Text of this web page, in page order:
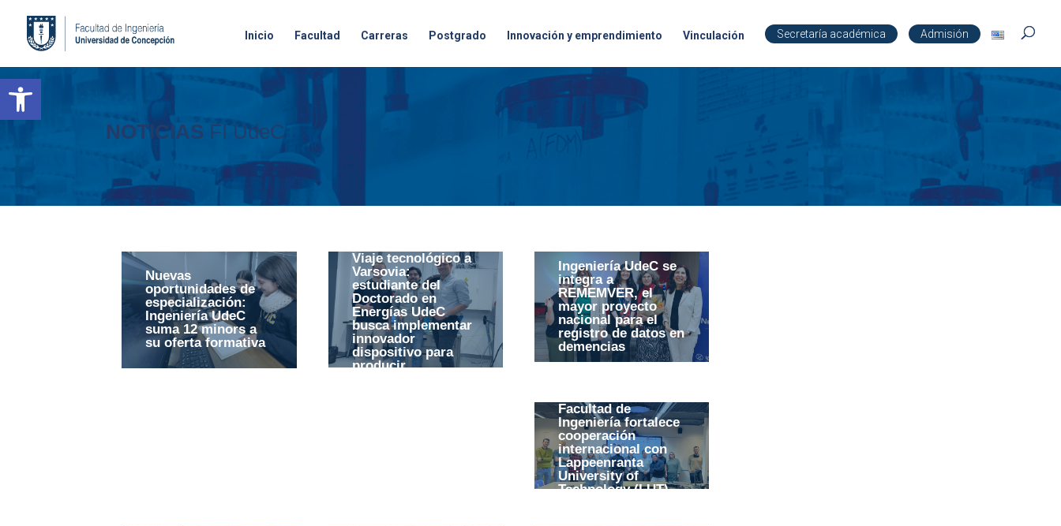
Open toolbar
Inicio Facultad Carreras Postgrado Innovación y emprendimiento Vinculación Secretaría académica Admisión
NOTICIAS FI UdeC
Nuevas
oportunidades de
especialización:
Ingeniería UdeC
suma 12 minors a
su oferta formativa
Viaje tecnológico a
Varsovia:
estudiante del
Doctorado en
Energías UdeC
busca implementar
innovador
dispositivo para
producir
Ingeniería UdeC se
integra a
REMEMVER, el
mayor proyecto
nacional para el
registro de datos en
demencias
Facultad de
Ingeniería fortalece
cooperación
internacional con
Lappeenranta
University of
Technology (LUT)